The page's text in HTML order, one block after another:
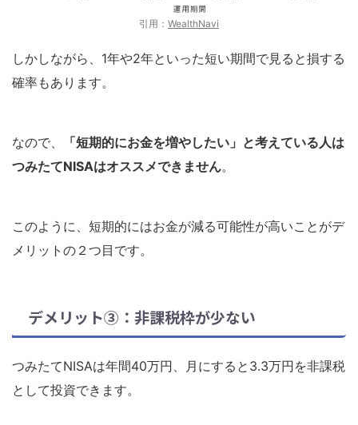
引用： WealthNavi
しかしながら、1年や2年といった短い期間で見ると損する
確率もあります。
なので、
「短期的にお金を増やしたい」と考えている人は
つみたてNISAはオススメできません。
このように、短期的にはお金が減る可能性が高いことがデ
メリットの２つ目です。
デメリット③：非課税枠が少ない
つみたてNISAは年間40万円、月にすると3.3万円を非課税
として投資できます。